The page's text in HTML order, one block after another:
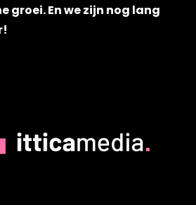
groei. En we zijn nog lang